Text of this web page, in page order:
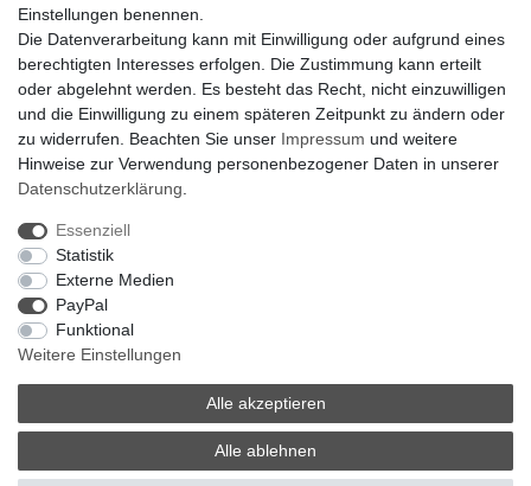
Bankverbindung:
encliso GmbH
Kreissparkasse Verl
Kto-Nr. 25007352 - BLZ 47853520
BIC/SWIFT: WELADED1WDB
IBAN: DE07 4785 3520 0025 0073 52
Impressum
Barrierefreiheitserklärung
Vertrag widerrufen
Einstellungen benennen.
Die Datenverarbeitung kann mit Einwilligung oder aufgrund eines
berechtigten Interesses erfolgen. Die Zustimmung kann erteilt
oder abgelehnt werden. Es besteht das Recht, nicht einzuwilligen
und die Einwilligung zu einem späteren Zeitpunkt zu ändern oder
zu widerrufen. Beachten Sie unser Impressum und weitere
Hinweise zur Verwendung personenbezogener Daten in unserer
Daten­schutz­erklärung
Essenziell
Statistik
Externe Medien
PayPal
Funktional
Weitere Einstellungen
Alle akzeptieren
Alle ablehnen